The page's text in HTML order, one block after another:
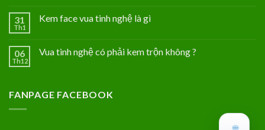
31
Th1
Kem face vua tinh nghệ là gì
06
Th12
Vua tinh nghệ có phải kem trộn không ?
FANPAGE FACEBOOK